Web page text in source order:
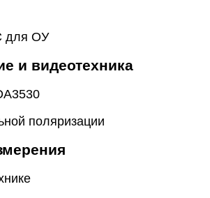
для ОУ
и видеотехника
поляризации